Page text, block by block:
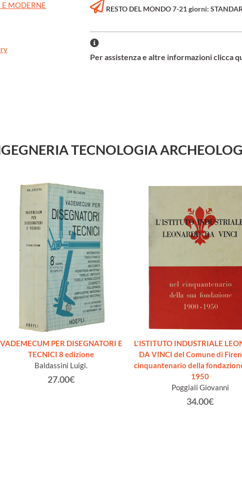
MODERNE
RESTO DEL MONDO 7-21 giorni:
Per assistenza e altre informazioni clicca
TECNOLOGIA
VADEMECUM PER DISEGNATORI E
TECNICI 8 edizione
Baldassini Luigi.
27.00€
L'ISTITUTO INDUSTRIALE
DA VINCI del Comune di
cinquantenario della
1950
Poggiali Giovanni
34.00€